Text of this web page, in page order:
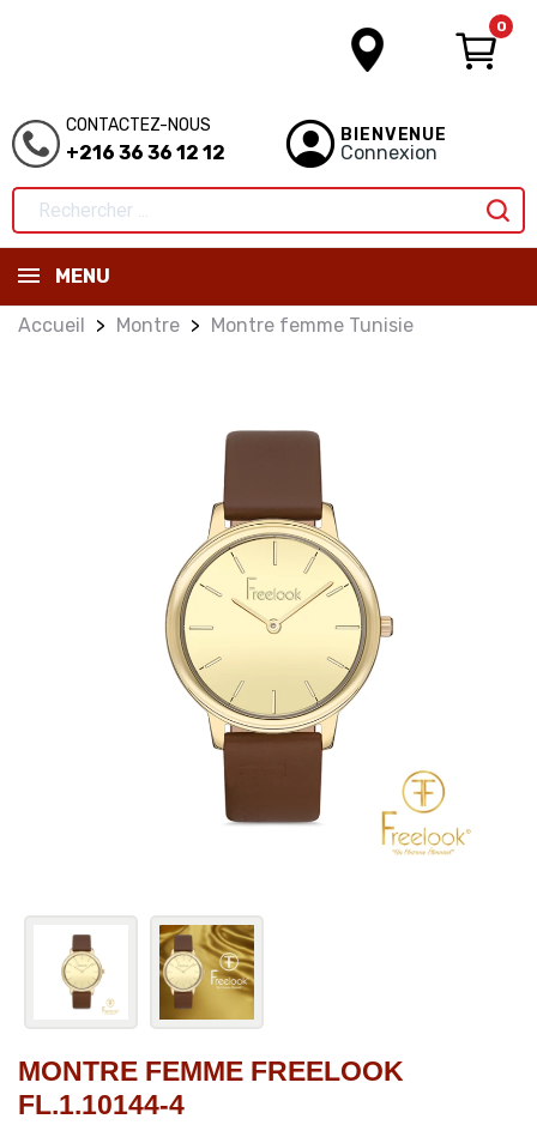
0
CONTACTEZ-NOUS
+216 36 36 12 12
BIENVENUE
Connexion
MENU
Accueil Montre Montre femme Tunisie
MONTRE FEMME FREELOOK
FL.1.10144-4